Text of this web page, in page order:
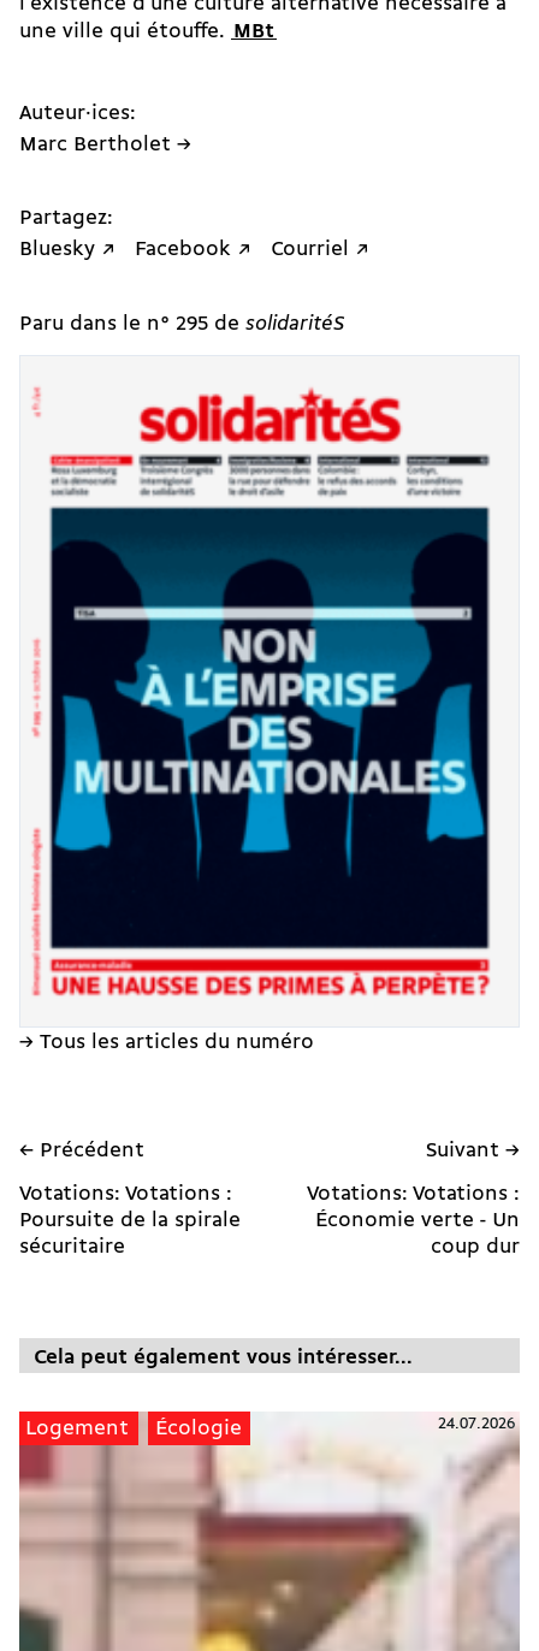
une ville qui étouffe.
MBt
Auteur·ices:
Marc Bertholet →
Partagez:
Bluesky ↗
Facebook ↗ Courriel ↗
Paru dans le n° 295 de solidaritéS
→ Tous les articles du numéro
← Précédent
Votations: Votations :
Poursuite de la spirale
sécuritaire
Suivant →
Votations: Votations :
Économie verte - Un
coup dur
Cela peut également vous intéresser...
Logement Écologie 24.07.2026